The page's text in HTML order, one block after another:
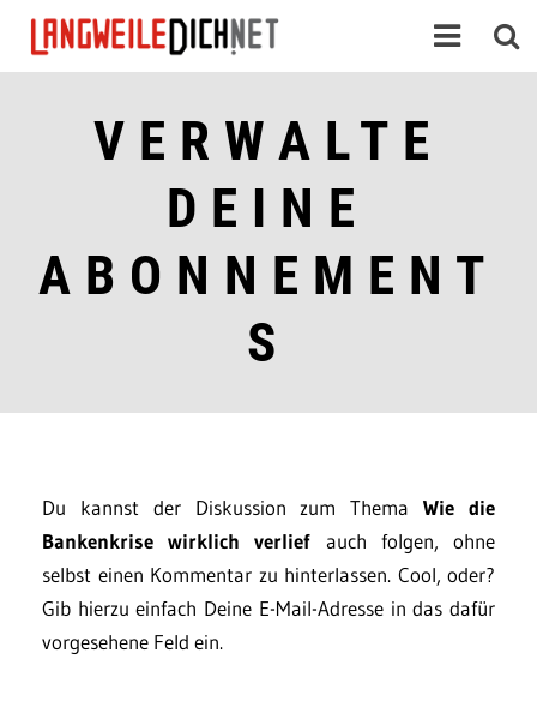
VERWALTE
DEINE
ABONNEMENT
S
Du kannst der Diskussion zum ThemaWie die
Bankenkrise wirklich verlief auch folgen, ohne
selbst einen Kommentar zu hinterlassen. Cool, oder?
Gib hierzu einfach Deine E-Mail-Adresse in das dafür
vorgesehene Feld ein.